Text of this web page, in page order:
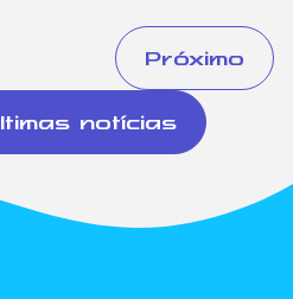
Próximo
notícias